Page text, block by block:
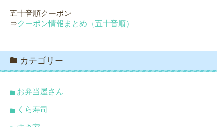
五十音順クーポン
⇒クーポン情報まとめ（五十音順）
カテゴリー
お弁当屋さん
くら寿司